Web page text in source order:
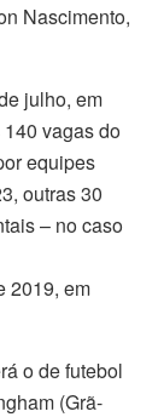
Nascimento,
julho, em
vagas do
equipes
outras 30
– no caso
2019, em
o de futebol
(Grã-